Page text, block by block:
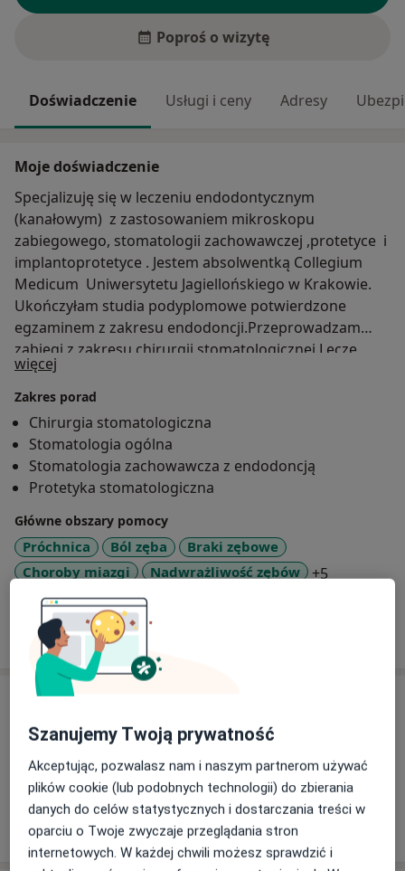
Poproś o wizytę
Doświadczenie Usługi i ceny Adresy
Moje doświadczenie
Specjalizuję się w leczeniu endodontycznym
(kanałowym) z zastosowaniem mikroskopu
zabiegowego, stomatologii zachowawczej ,protetyce i
implantoprotetyce . Jestem absolwentką Collegium
Medicum Uniwersytetu Jagiellońskiego w Krakowie.
Ukończyłam studia podyplomowe potwierdzone
egzaminem z zakresu endodoncji.Przeprowadzam
zabiegi z zakresu chirurgii stomatologicznej.Leczę
również w znieczuleniu ogólnym .
więcej
Zakres porad
Chirurgia stomatologiczna
Stomatologia ogólna
Stomatologia zachowawcza z endodoncją
Protetyka stomatologiczna
Główne obszary pomocy
Próchnica Ból zęba
Braki zębowe
Choroby miazgi
Nadwrażliwość zębów +5
Usługi i ceny
Konsultacja stomatologiczna
Szczegóły
W jaki sposób ustalane są ceny?
Szanujemy Twoją prywatność
Akceptując, pozwalasz nam i naszym partnerom używać
plików cookie (lub podobnych technologii) do zbierania
danych do celów statystycznych i dostarczania treści w
oparciu o Twoje zwyczaje przeglądania stron
internetowych. W każdej chwili możesz sprawdzić i